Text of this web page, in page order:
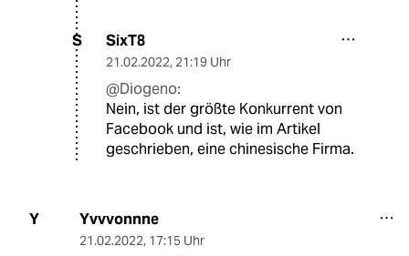
S SixT8
21.02.2022, 21:19 Uhr
@Diogeno:
Nein, ist der größte Konkurrent von
Facebook und ist, wie im Artikel
geschrieben, eine chinesische Firma.
Y Yvvvonnne
21.02.2022, 17:15 Uhr